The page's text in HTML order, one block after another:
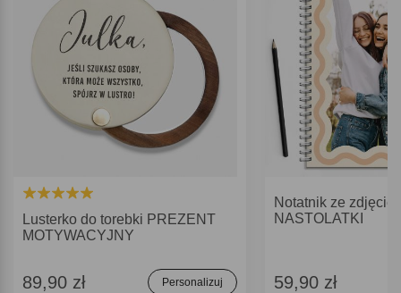
Lusterko do torebki PREZENT
MOTYWACYJNY
89,90 zł Personalizuj
Notatnik ze
NASTOLATKI
59,90 zł